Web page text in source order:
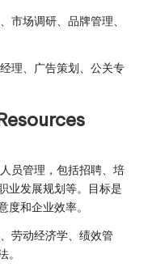
市场调研、品牌管理、
理、广告策划、公关专
员管理，包括招聘、培
业发展规划等。目标是
和企业效率。
劳动经济学、绩效管